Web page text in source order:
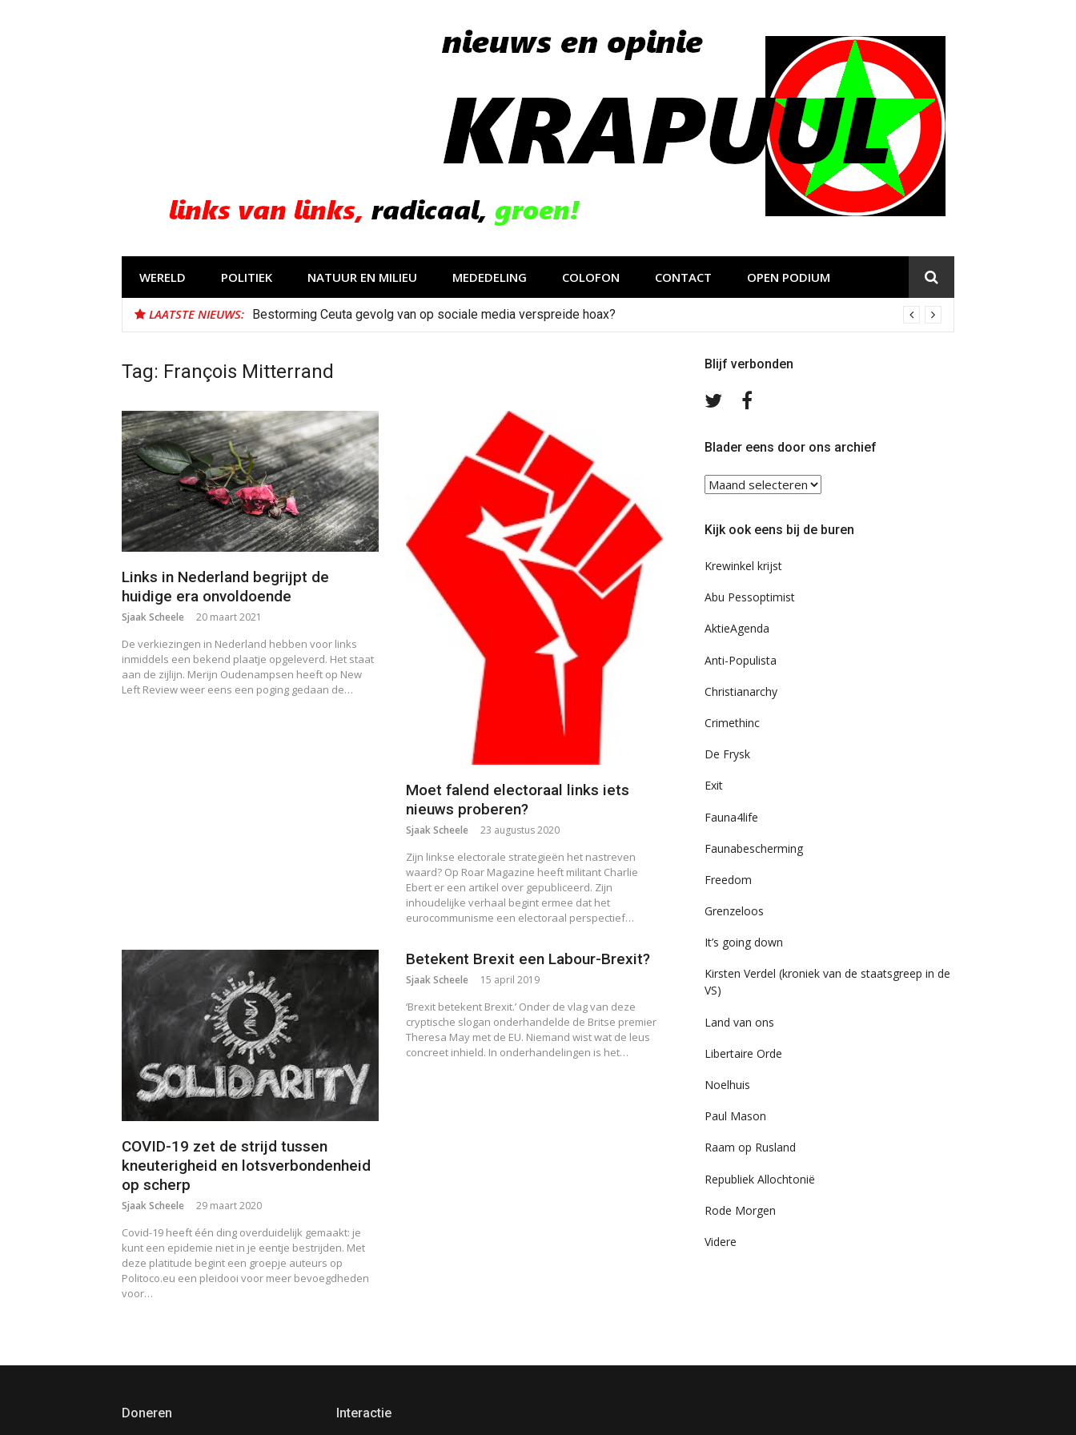
WERELD POLITIEK NATUUR EN MILIEU MEDEDELING COLOFON CONTACT OPEN PODIUM
LAATSTE NIEUWS: Bestorming Ceuta gevolg van op sociale media verspreide hoax?
Tag: François Mitterrand
Links in Nederland begrijpt de
huidige era onvoldoende
Sjaak Scheele 20 maart 2021
De verkiezingen in Nederland hebben voor links
inmiddels een bekend plaatje opgeleverd. Het staat
aan de zijlijn. Merijn Oudenampsen heeft op New
Left Review weer eens een poging gedaan de…
Moet falend electoraal links iets
nieuws proberen?
Sjaak Scheele 23 augustus 2020
Zijn linkse electorale strategieën het nastreven
waard? Op Roar Magazine heeft militant Charlie
Ebert er een artikel over gepubliceerd. Zijn
inhoudelijke verhaal begint ermee dat het
eurocommunisme een electoraal perspectief…
COVID-19 zet de strijd tussen
kneuterigheid en lotsverbondenheid
op scherp
Sjaak Scheele 29 maart 2020
Covid-19 heeft één ding overduidelijk gemaakt: je
kunt een epidemie niet in je eentje bestrijden. Met
deze platitude begint een groepje auteurs op
Politoco.eu een pleidooi voor meer bevoegdheden
voor…
Betekent Brexit een Labour-Brexit?
Sjaak Scheele 15 april 2019
‘Brexit betekent Brexit.’ Onder de vlag van deze
cryptische slogan onderhandelde de Britse premier
Theresa May met de EU. Niemand wist wat de leus
concreet inhield. In onderhandelingen is het…
Blijf verbonden
Volg
TwitterFacebook
Blader eens door ons archief
Blader
eens
ons
Kijk ook eens bij de buren
Krewinkel krijst
Abu Pessoptimist
AktieAgenda
Anti-Populista
Christianarchy
Crimethinc
De Frysk
Exit
Fauna4life
Faunabescherming
Freedom
Grenzeloos
It’s going down
Kirsten Verdel (kroniek van de staatsgreep in de
VS)
Land van ons
Libertaire Orde
Noelhuis
Paul Mason
Raam op Rusland
Republiek Allochtonië
Rode Morgen
Videre
Doneren Interactie